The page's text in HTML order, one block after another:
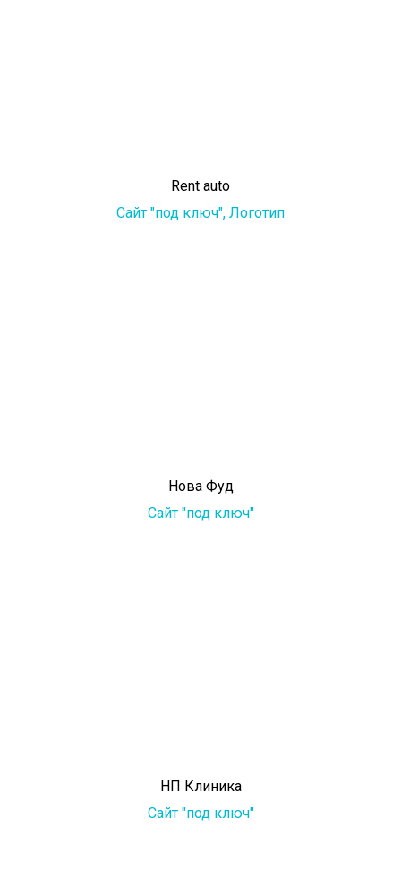
Rent auto
Сайт "под ключ", Логотип
Нова Фуд
Сайт "под ключ"
НП Клиника
Сайт "под ключ"